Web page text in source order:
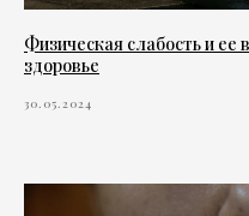
Физическая слабость и ее
здоровье
30.05.2024